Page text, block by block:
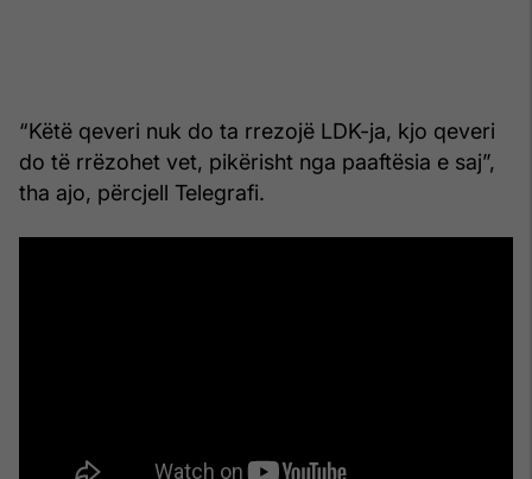
“Këtë qeveri nuk do ta rrezojë LDK-ja, kjo qeveri
do të rrëzohet vet, pikërisht nga paaftësia e saj”,
tha ajo, përcjell Telegrafi.